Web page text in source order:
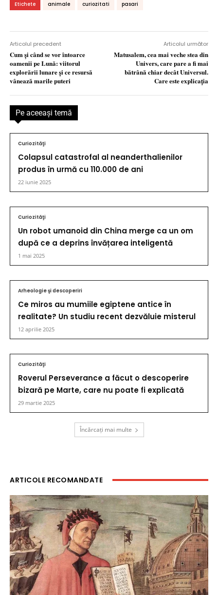
Etichete animale curiozitati pasari
Articolul precedent
Cum şi când se vor întoarce
oamenii pe Lună: viitorul
explorării lunare şi ce resursă
vânează marile puteri
Articolul următor
Matusalem, cea mai veche stea din
Univers, care pare a fi mai
bătrână chiar decât Universul.
Care este explicaţia
Pe aceeaşi temă
Curiozităţi
Colapsul catastrofal al neanderthalienilor
produs în urmă cu 110.000 de ani
22 iunie 2025
Curiozităţi
Un robot umanoid din China merge ca un om
după ce a deprins învățarea inteligentă
1 mai 2025
Arheologie şi descoperiri
Ce miros au mumiile egiptene antice în
realitate? Un studiu recent dezvăluie misterul
12 aprilie 2025
Curiozităţi
Roverul Perseverance a făcut o descoperire
bizară pe Marte, care nu poate fi explicată
29 martie 2025
Încărcați mai multe
ARTICOLE RECOMANDATE